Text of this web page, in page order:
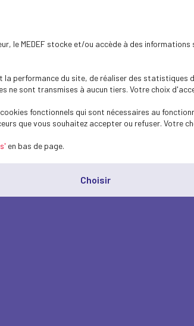
le MEDEF stocke et/ou accède à des
performance du site, de réaliser des
ne sont transmises à aucun tiers. Votre choix
fonctionnels qui sont nécessaires au
que vous souhaitez accepter ou refuser. Votre
en bas de page.
Choisir